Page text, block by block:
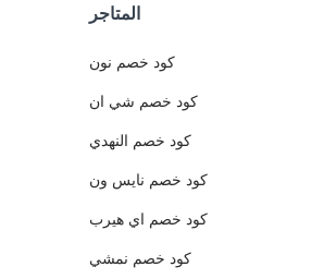
المتاجر
كود خصم نون
كود خصم شي ان
كود خصم النهدي
كود خصم نايس ون
كود خصم اي هيرب
كود خصم نمشي